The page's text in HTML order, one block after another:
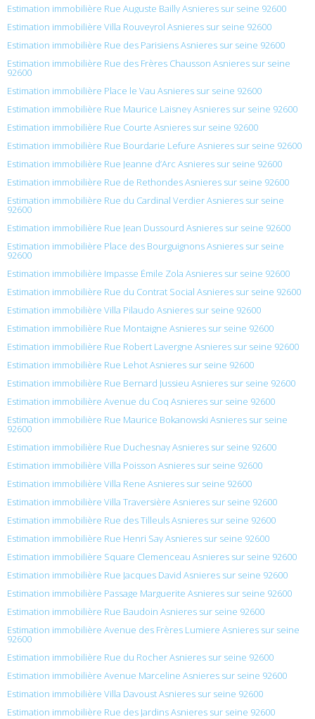
Estimation immobilière Rue Auguste Bailly Asnieres sur seine 92600
Estimation immobilière Villa Rouveyrol Asnieres sur seine 92600
Estimation immobilière Rue des Parisiens Asnieres sur seine 92600
Estimation immobilière Rue des Frères Chausson Asnieres sur seine
92600
Estimation immobilière Place le Vau Asnieres sur seine 92600
Estimation immobilière Rue Maurice Laisney Asnieres sur seine 92600
Estimation immobilière Rue Courte Asnieres sur seine 92600
Estimation immobilière Rue Bourdarie Lefure Asnieres sur seine 92600
Estimation immobilière Rue Jeanne d’Arc Asnieres sur seine 92600
Estimation immobilière Rue de Rethondes Asnieres sur seine 92600
Estimation immobilière Rue du Cardinal Verdier Asnieres sur seine
92600
Estimation immobilière Rue Jean Dussourd Asnieres sur seine 92600
Estimation immobilière Place des Bourguignons Asnieres sur seine
92600
Estimation immobilière Impasse Émile Zola Asnieres sur seine 92600
Estimation immobilière Rue du Contrat Social Asnieres sur seine 92600
Estimation immobilière Villa Pilaudo Asnieres sur seine 92600
Estimation immobilière Rue Montaigne Asnieres sur seine 92600
Estimation immobilière Rue Robert Lavergne Asnieres sur seine 92600
Estimation immobilière Rue Lehot Asnieres sur seine 92600
Estimation immobilière Rue Bernard Jussieu Asnieres sur seine 92600
Estimation immobilière Avenue du Coq Asnieres sur seine 92600
Estimation immobilière Rue Maurice Bokanowski Asnieres sur seine
92600
Estimation immobilière Rue Duchesnay Asnieres sur seine 92600
Estimation immobilière Villa Poisson Asnieres sur seine 92600
Estimation immobilière Villa Rene Asnieres sur seine 92600
Estimation immobilière Villa Traversière Asnieres sur seine 92600
Estimation immobilière Rue des Tilleuls Asnieres sur seine 92600
Estimation immobilière Rue Henri Say Asnieres sur seine 92600
Estimation immobilière Square Clemenceau Asnieres sur seine 92600
Estimation immobilière Rue Jacques David Asnieres sur seine 92600
Estimation immobilière Passage Marguerite Asnieres sur seine 92600
Estimation immobilière Rue Baudoin Asnieres sur seine 92600
Estimation immobilière Avenue des Frères Lumiere Asnieres sur seine
92600
Estimation immobilière Rue du Rocher Asnieres sur seine 92600
Estimation immobilière Avenue Marceline Asnieres sur seine 92600
Estimation immobilière Villa Davoust Asnieres sur seine 92600
Estimation immobilière Rue des Jardins Asnieres sur seine 92600